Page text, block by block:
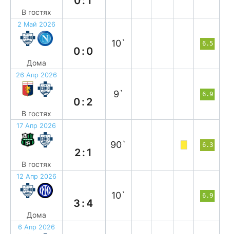
В гостях
2 Май 2026
Дома
0:0
10` 6.5
26 Апр 2026
В гостях
0:2
9` 6.9
17 Апр 2026
В гостях
2:1
90` 6.3
12 Апр 2026
Дома
3:4
10` 6.9
6 Апр 2026